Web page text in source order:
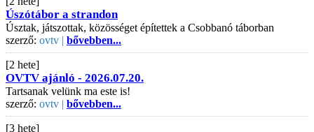
Úszótábor a strandon
Úsztak, játszottak, közösséget építettek a Csobbanó táborban
szerző: ovtv | bővebben...
[2 hete]
OVTV ajánló - 2026.07.20.
Tartsanak velünk ma este is!
szerző: ovtv | bővebben...
[3 hete]